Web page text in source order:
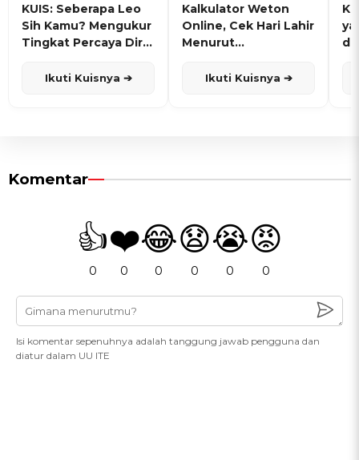
KUIS: Seberapa Leo
Sih Kamu? Mengukur
Tingkat Percaya Diri
Ikuti Kuisnya ➔
Kalkulator Weton
Online, Cek Hari Lahir
Menurut
Ikuti Kuisnya ➔
Komentar
👍
0
❤️
0
😂
0
😧
0
😭
0
😡
0
Isi komentar sepenuhnya adalah tanggung jawab pengguna dan
diatur dalam UU ITE